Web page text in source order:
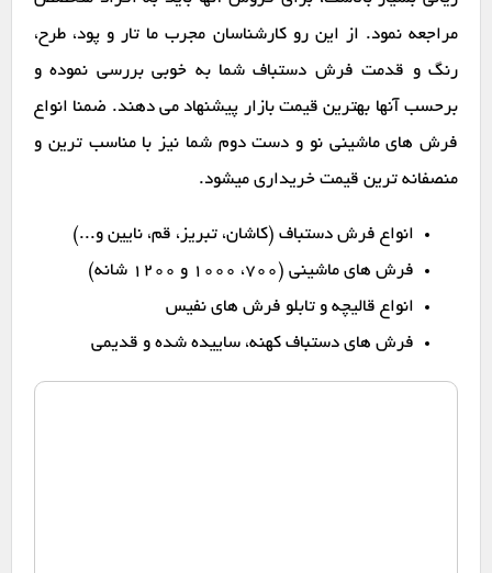
مراجعه نمود. از این رو کارشناسان مجرب ما تار و پود، طرح،
رنگ و قدمت فرش دستباف شما به خوبی بررسی نموده و
برحسب آنها بهترین قیمت بازار پیشنهاد می دهند. ضمنا انواع
فرش های ماشینی نو و دست دوم شما نیز با مناسب ترین و
منصفانه ترین قیمت خریداری میشود.
انواع فرش دستباف (کاشان، تبریز، قم، نایین و...)
فرش های ماشینی (۷۰۰، ۱۰۰۰ و ۱۲۰۰ شانه)
انواع قالیچه و تابلو فرش های نفیس
فرش های دستباف کهنه، ساییده شده و قدیمی